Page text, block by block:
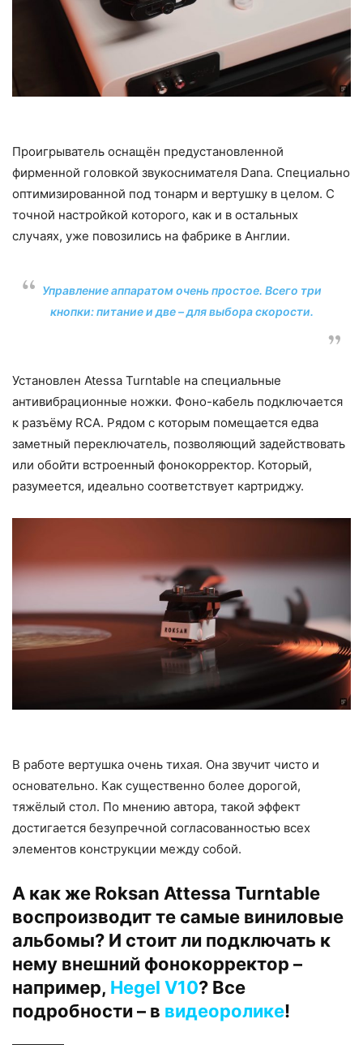
Проигрыватель оснащён предустановленной
фирменной головкой звукоснимателя Dana. Специально
оптимизированной под тонарм и вертушку в целом. С
точной настройкой которого, как и в остальных
случаях, уже повозились на фабрике в Англии.
Управление аппаратом очень простое. Всего три
кнопки: питание и две – для выбора скорости.
Установлен Atessa Turntable на специальные
антивибрационные ножки. Фоно-кабель подключается
к разъёму RCA. Рядом с которым помещается едва
заметный переключатель, позволяющий задействовать
или обойти встроенный фонокорректор. Который,
разумеется, идеально соответствует картриджу.
В работе вертушка очень тихая. Она звучит чисто и
основательно. Как существенно более дорогой,
тяжёлый стол. По мнению автора, такой эффект
достигается безупречной согласованностью всех
элементов конструкции между собой.
А как же Roksan Attessa Turntable
воспроизводит те самые виниловые
альбомы? И стоит ли подключать к
нему внешний фонокорректор –
например, Hegel V10? Все
подробности – в видеоролике!